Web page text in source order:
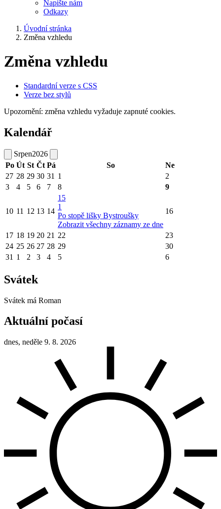
Napište nám
Odkazy
Úvodní stránka
Změna vzhledu
Změna vzhledu
Standardní verze s CSS
Verze bez stylů
Upozornění: změna vzhledu vyžaduje zapnuté cookies.
Kalendář
Srpen2026
Po Út St Čt Pá So
Ne
27 28 29 30 31 1
2
3
4 5 6 7 8 9
10 11 12 13 14
15
1
Po stopě lišky Bystroušky
Zobrazit všechny záznamy ze dne
16
17 18 19 20 21 22
23
24 25 26 27 28 29
30
31 1 2 3 4 5 6
Svátek
Svátek má Roman
Aktuální počasí
dnes, neděle 9. 8. 2026